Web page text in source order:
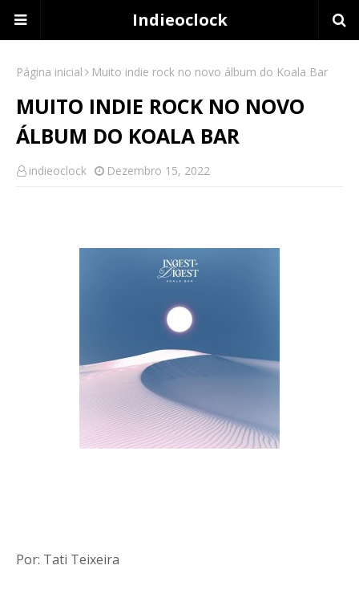
Indieoclock
Página inicial Muito indie rock no novo álbum do Koala Bar
MUITO INDIE ROCK NO NOVO
ÁLBUM DO KOALA BAR
indieoclock Dezembro 15, 2022
Por: Tati Teixeira